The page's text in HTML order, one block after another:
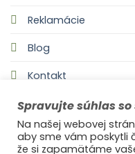
Reklamácie
Blog
Kontakt
Spravujte súhlas
Na našej webovej
aby sme vám poskytli
že si zapamätáme